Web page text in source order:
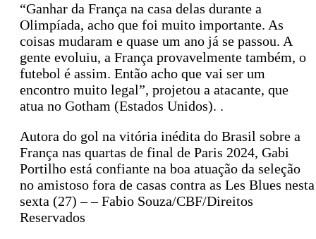
“Ganhar da França na casa delas durante a
Olimpíada, acho que foi muito importante. As
coisas mudaram e quase um ano já se passou. A
gente evoluiu, a França provavelmente também, o
futebol é assim. Então acho que vai ser um
encontro muito legal”, projetou a atacante, que
atua no Gotham (Estados Unidos). .
Autora do gol na vitória inédita do Brasil sobre a
França nas quartas de final de Paris 2024, Gabi
Portilho está confiante na boa atuação da seleção
no amistoso fora de casas contra as Les Blues nesta
sexta (27) – – Fabio Souza/CBF/Direitos
Reservados